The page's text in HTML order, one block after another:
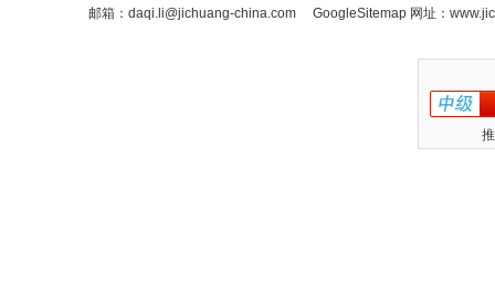
邮箱： daqi.li@jichuang-china.com GoogleSitemap 网址：